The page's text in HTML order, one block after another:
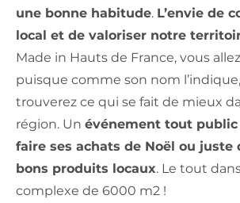
une bonne habitude. L’envie de
local et de valoriser notre
Made in Hauts de France, vous
puisque comme son nom
trouverez ce qui se fait de mieux
région. Un événement tout
faire ses achats de Noël ou juste
bons produits locaux. Le tout
complexe de 6000 m2 !